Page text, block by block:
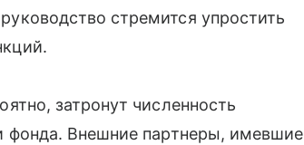
стремится упростить
затронут численность
фонда. Внешние партнеры, имевшие